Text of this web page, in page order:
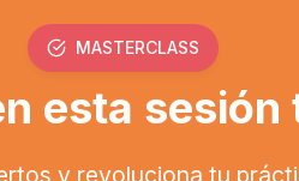
MASTERCLASS
esta
y revoluciona tu